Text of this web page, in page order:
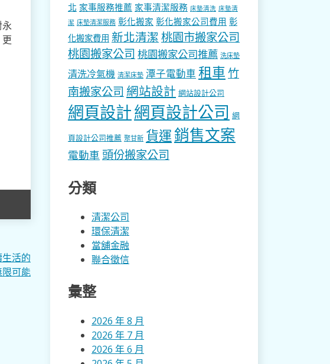
活的
限可能
北 家事服務推薦 家事清潔服務 床墊清洗 床墊清
潔 床墊清潔服務 彰化搬家 彰化搬家公司費用 彰
化搬家費用 新北清潔 桃園市搬家公司
桃園搬家公司 桃園搬家公司推薦 洗床墊
清洗冷氣機 清潔床墊 潭子電動車 租車竹
南搬家公司 網站設計 網站設計公司
網頁設計網頁設計公司 網
頁設計公司推薦 聚甘新 貨運銷售文案
電動車 頭份搬家公司
分類
清潔公司
環保清潔
當舖金融
聯合徵信
彙整
2026 年 8 月
2026 年 7 月
2026 年 6 月